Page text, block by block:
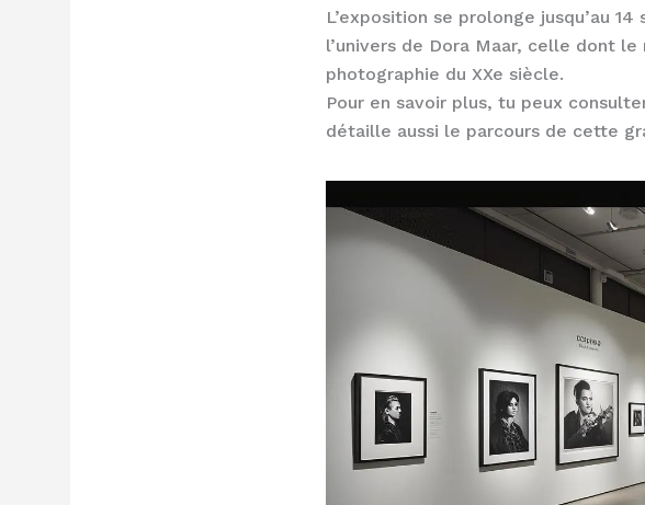
L’exposition se prolonge jusqu’au
l’univers de Dora Maar, celle dont
photographie du XXe siècle.
Pour en savoir plus, tu peux
détaille aussi le parcours de cette